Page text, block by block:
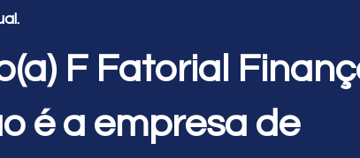
F Fatorial
é a empresa de